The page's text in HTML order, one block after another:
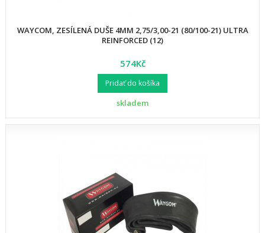
WAYCOM, ZESÍLENÁ DUŠE 4MM 2,75/3,00-21 (80/100-21) ULTRA
REINFORCED (12)
574Kč
Pridať do košíka
skladem